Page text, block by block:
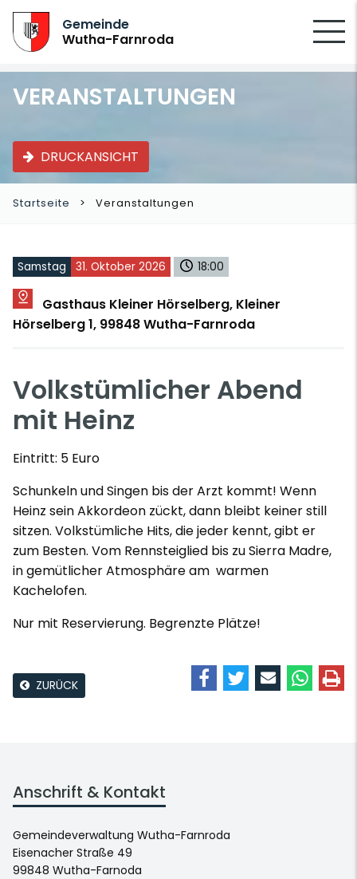
Gemeinde
Wutha-Farnroda
VERANSTALTUNGEN
DRUCKANSICHT
Startseite Veranstaltungen
Samstag 31. Oktober 2026 18:00
Gasthaus Kleiner Hörselberg, Kleiner
Hörselberg 1, 99848 Wutha-Farnroda
Volkstümlicher Abend
mit Heinz
Eintritt: 5 Euro
Schunkeln und Singen bis der Arzt kommt! Wenn
Heinz sein Akkordeon zückt, dann bleibt keiner still
sitzen. Volkstümliche Hits, die jeder kennt, gibt er
zum Besten. Vom Rennsteiglied bis zu Sierra Madre,
in gemütlicher Atmosphäre am warmen
Kachelofen.
Nur mit Reservierung. Begrenzte Plätze!
ZURÜCK
Anschrift & Kontakt
Gemeindeverwaltung Wutha-Farnroda
Eisenacher Straße 49
99848 Wutha-Farnoda